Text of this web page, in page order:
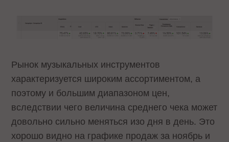
Рынок музыкальных инструментов
характеризуется широким ассортиментом, а
поэтому и большим диапазоном цен,
вследствии чего величина среднего чека может
довольно сильно меняться изо дня в день. Это
хорошо видно на графике продаж за ноябрь и